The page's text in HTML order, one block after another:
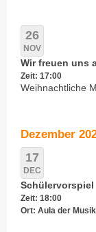
26
NOV
Wir freuen uns
Zeit: 17:00
Weihnachtliche
Dezember
17
DEC
Schülervorspiel
Zeit: 18:00
Ort: Aula der